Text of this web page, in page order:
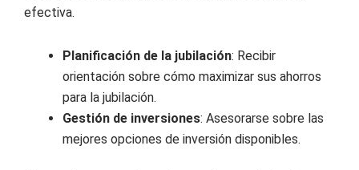
efectiva.
Planificación de la jubilación: Recibir
orientación sobre cómo maximizar sus ahorros
para la jubilación.
Gestión de inversiones: Asesorarse sobre las
mejores opciones de inversión disponibles.